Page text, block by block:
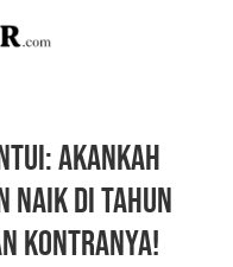
Akankah
Naik di Tahun
Kontranya!